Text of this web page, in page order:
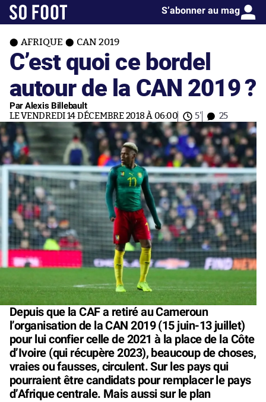
S’abonner au mag
AFRIQUE CAN 2019
C’est quoi ce bordel
autour de la CAN 2019 ?
Par Alexis Billebault
LE VENDREDI 14 DÉCEMBRE 2018 À 06:00 5' 25
Depuis que la CAF a retiré au Cameroun
l’organisation de la CAN 2019 (15 juin-13 juillet)
pour lui confier celle de 2021 à la place de la Côte
d’Ivoire (qui récupère 2023), beaucoup de choses,
vraies ou fausses, circulent. Sur les pays qui
pourraient être candidats pour remplacer le pays
d’Afrique centrale. Mais aussi sur le plan